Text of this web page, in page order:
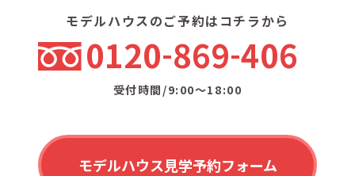
モデルハウスのご予約はコチラから
0120 869 406
受付時間/9:00〜18:00
モデルハウス見学予約フォーム